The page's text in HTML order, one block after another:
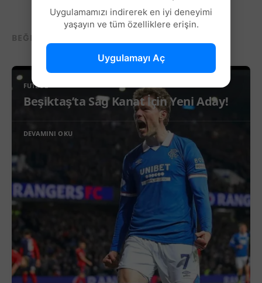
BEĞENEBILECEĞIN DIĞER YAZILAR...
FUTBOL
Beşiktaş’ta Sağ Kanat İçin Yeni Aday!
DEVAMINI OKU
Uygulamamızı indirerek en iyi deneyimi
yaşayın ve tüm özelliklere erişin.
Uygulamayı Aç